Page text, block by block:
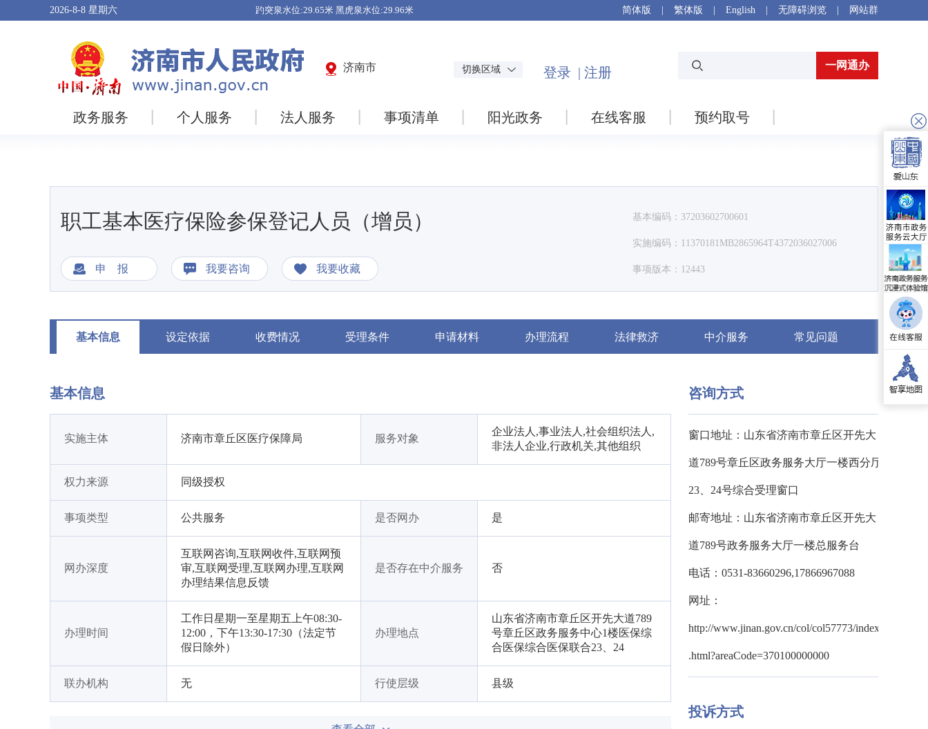
2026-8-8 星期六 简体版 繁体版 English 无障碍浏览 网站群
济南市 切换区域 一网通办
政务服务 个人服务 法人服务 事项清单 阳光政务 在线客服 预约取号
职工基本医疗保险参保登记人员（增员）
申 报 我要咨询 我要收藏
基本编码：37203602700601
实施编码：11370181MB2865964T4372036027006
事项版本：12443
基本信息 设定依据 收费情况 受理条件 申请材料 办理流程 法律救济 中介服务 常见问题
基本信息
实施主体 济南市章丘区医疗保障局 服务对象
企业法人,事业法人,社会组织法人,
非法人企业,行政机关,其他组织
权力来源 同级授权
事项类型 公共服务 是否网办 是
网办深度
互联网咨询,互联网收件,互联网预
审,互联网受理,互联网办理,互联网
办理结果信息反馈
是否存在中介服务 否
办理时间
工作日星期一至星期五上午08:30-
12:00，下午13:30-17:30（法定节
假日除外）
办理地点
山东省济南市章丘区开先大道789
号章丘区政务服务中心1楼医保综
合医保综合医保联合23、24
联办机构 无 行使层级 县级
咨询方式
窗口地址：山东省济南市章丘区开先大
道789号章丘区政务服务大厅一楼西分厅
23、24号综合受理窗口
邮寄地址：山东省济南市章丘区开先大
道789号政务服务大厅一楼总服务台
电话：0531-83660296,17866967088
网址：
http://www.jinan.gov.cn/col/col57773/index
.html?areaCode=370100000000
投诉方式